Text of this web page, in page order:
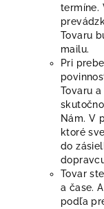
termíne.
Tovaru
mailu.
Pri
Tovaru
Nám. V
ktoré
do
Tovar
a čase.
podľa